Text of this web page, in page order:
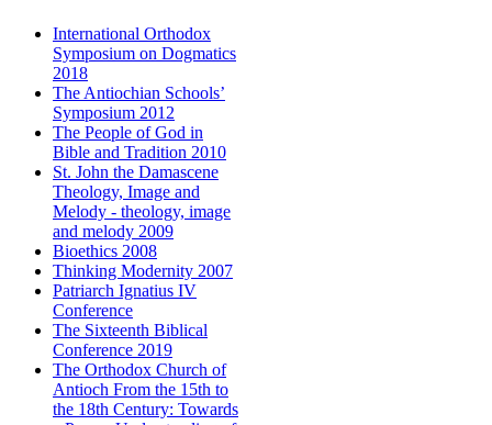
International Orthodox
Symposium on Dogmatics
2018
The Antiochian Schools’
Symposium 2012
The People of God in
Bible and Tradition 2010
St. John the Damascene
Theology, Image and
Melody - theology, image
and melody 2009
Bioethics 2008
Thinking Modernity 2007
Patriarch Ignatius IV
Conference
The Sixteenth Biblical
Conference 2019
The Orthodox Church of
Antioch From the 15th to
the 18th Century: Towards